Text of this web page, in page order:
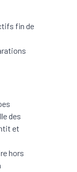
fin de
des
et
hors